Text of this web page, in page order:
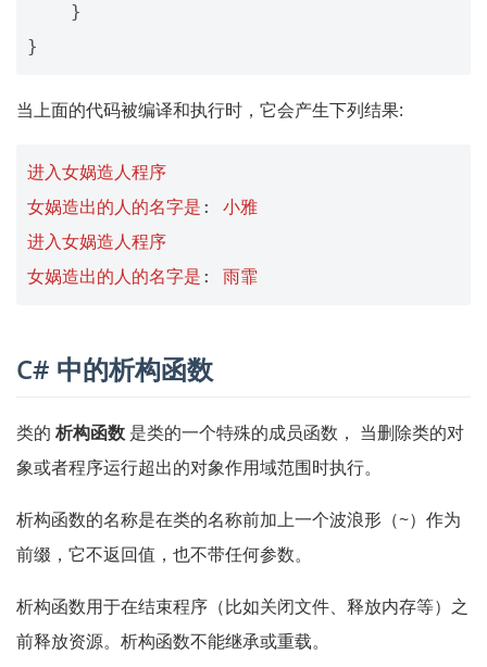
}
}
当上面的代码被编译和执行时，它会产生下列结果:
进入女娲造人程序
女娲造出的人的名字是 :
小雅
进入女娲造人程序
女娲造出的人的名字是 : 雨霏
C# 中的析构函数
类的 析构函数 是类的一个特殊的成员函数， 当删除类的对
象或者程序运行超出的对象作用域范围时执行。
析构函数的名称是在类的名称前加上一个波浪形（~）作为
前缀，它不返回值，也不带任何参数。
析构函数用于在结束程序（比如关闭文件、释放内存等）之
前释放资源。析构函数不能继承或重载。